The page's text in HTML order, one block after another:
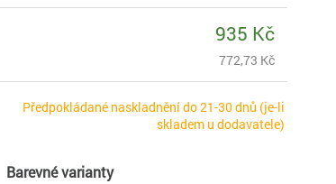
935 Kč
772,73 Kč
Předpokládané naskladnění do 21-30 dnů (je-li
skladem u dodavatele)
Barevné varianty